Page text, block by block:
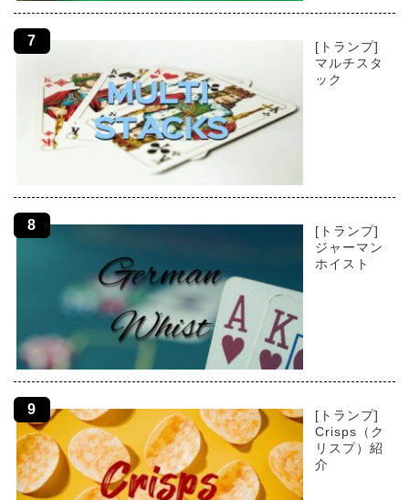
[トランプ]
マルチスタ
ック
[トランプ]
ジャーマン
ホイスト
[トランプ]
Crisps（ク
リスプ）紹
介